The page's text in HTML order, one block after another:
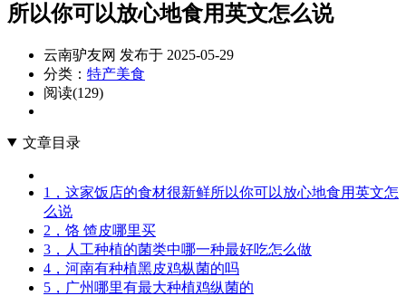
所以你可以放心地食用英文怎么说
云南驴友网 发布于 2025-05-29
分类： 特产美食
阅读(129)
文章目录
1，这家饭店的食材很新鲜所以你可以放心地食用英文怎
么说
2，饹 馇皮哪里买
3，人工种植的菌类中哪一种最好吃怎么做
4，河南有种植黑皮鸡枞菌的吗
5，广州哪里有最大种植鸡纵菌的